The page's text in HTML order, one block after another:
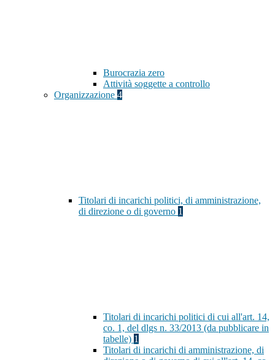
Burocrazia zero
Attività soggette a controllo
Organizzazione 4
Titolari di incarichi politici, di amministrazione,
di direzione o di governo 1
Titolari di incarichi politici di cui all'art. 14,
co. 1, del dlgs n. 33/2013 (da pubblicare in
tabelle) 1
Titolari di incarichi di amministrazione, di